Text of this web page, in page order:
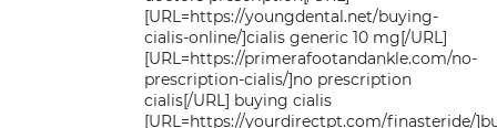
[URL=https://youngdental.net/buying-
cialis-online/]cialis generic 10 mg[/URL]
[URL=https://primerafootandankle.com/no-
prescription-cialis/]no prescription
cialis[/URL] buying cialis
[URL=https://yourdirectpt.com/finasteride/